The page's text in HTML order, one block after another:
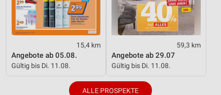
15,4 km
Angebote ab 05.08.
Gültig bis Di. 11.08.
59,3 km
Angebote ab 29.07
Gültig bis Di. 11.08.
ALLE PROSPEKTE